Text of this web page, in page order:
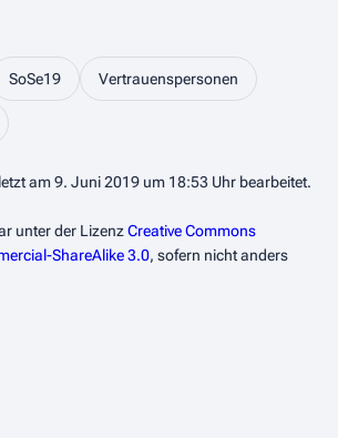
SoSe19 Vertrauenspersonen
am 9. Juni 2019 um 18:53 Uhr bearbeitet.
unter der LizenzCreative Commons
ShareAlike 3.0, sofern nicht anders